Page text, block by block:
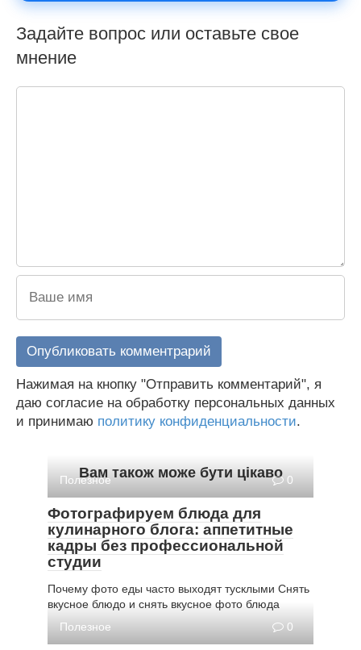
Задайте вопрос или оставьте свое
мнение
Нажимая на кнопку "Отправить комментарий", я
даю согласие на обработку персональных данных
и принимаю политику конфиденциальности.
Вам також може бути цікаво
Полезное 0
Фотографируем блюда для
кулинарного блога: аппетитные
кадры без профессиональной
студии
Почему фото еды часто выходят тусклыми Снять
вкусное блюдо и снять вкусное фото блюда
Полезное
0